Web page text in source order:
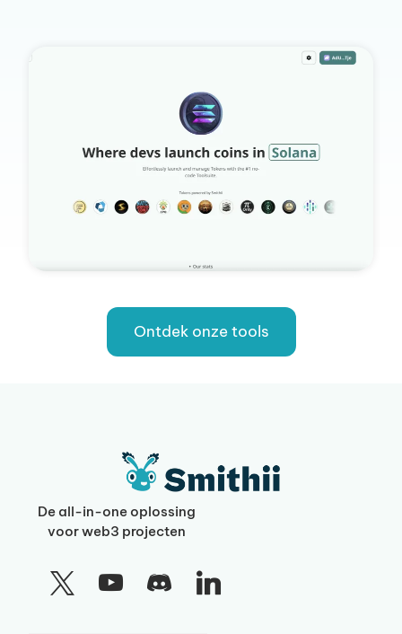
Ontdek onze tools
De all-in-one oplossing
voor web3 projecten